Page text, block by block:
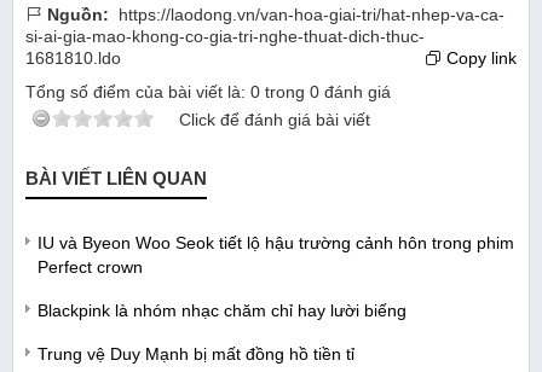
Nguồn:
https://laodong.vn/van-hoa-giai-tri/hat-nhep-va-ca-
si-ai-gia-mao-khong-co-gia-tri-nghe-thuat-dich-thuc-
1681810.ldo
Copy link
Tổng số điểm của bài viết là: 0 trong 0 đánh giá
Click để đánh giá bài viết
BÀI VIẾT LIÊN QUAN
IU và Byeon Woo Seok tiết lộ hậu trường cảnh hôn trong phim
Perfect crown
Blackpink là nhóm nhạc chăm chỉ hay lười biếng
Trung vệ Duy Mạnh bị mất đồng hồ tiền tỉ